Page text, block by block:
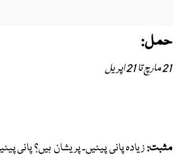
حمل:
21 مارچ تا 21 اپریل
مثبت:زیادہ پانی پیئیں۔ پریشان ہیں؟ پانی